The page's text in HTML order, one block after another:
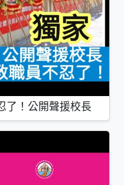
了！公開聲援校長